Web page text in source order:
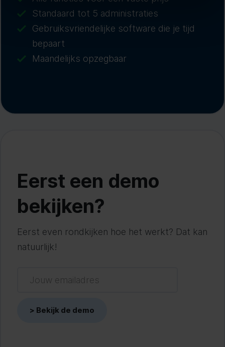
Standaard tot 5 administraties
Gebruiksvriendelijke software die je tijd
bepaart
Maandelijks opzegbaar
Eerst een demo
bekijken?
Eerst even rondkijken hoe het werkt? Dat kan
natuurlijk!